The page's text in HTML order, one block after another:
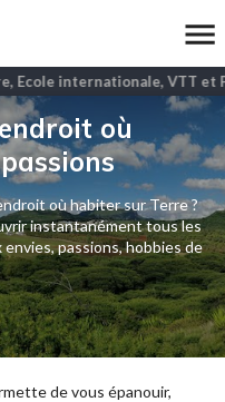
Ecole internationale, VTT et
où
où habiter sur Terre ?
instantanément tous les
passions, hobbies de
de vous épanouir,